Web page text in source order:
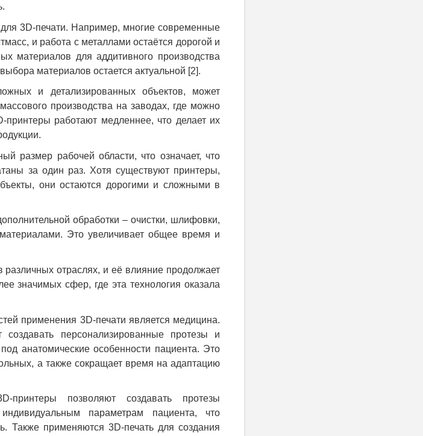
3D-печати. Например, многие современные
и работа с металлами остаётся дорогой и
материалов для аддитивного производства
материалов остается актуальной [2].
и детализированных объектов, может
производства на заводах, где можно
принтеры работают медленнее, что делает их
размер рабочей области, что означает, что
за один раз. Хотя существуют принтеры,
они остаются дорогими и сложными в
обработки – очистки, шлифовки,
Это увеличивает общее время и
отраслях, и её влияние продолжает
значимых сфер, где эта технология оказала
применения 3D-печати является медицина.
персонализированные протезы и
анатомические особенности пациента. Это
а также сокращает время на адаптацию
позволяют создавать протезы
индивидуальным параметрам пациента, что
Также применяются 3D-печать для создания